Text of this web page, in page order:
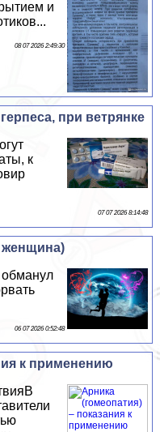
и
08 07 2026 2:49:30
при ветрянке
к
07 07 2026 8:14:48
обманул
06 07 2026 0:52:48
к применению